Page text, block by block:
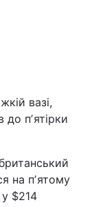
вазі,
до пʼятірки
на пʼятому
у $214